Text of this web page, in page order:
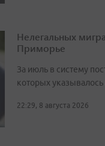
Нелегальных
Приморье
За июль в систему
которых
22:29, 8 августа 2026